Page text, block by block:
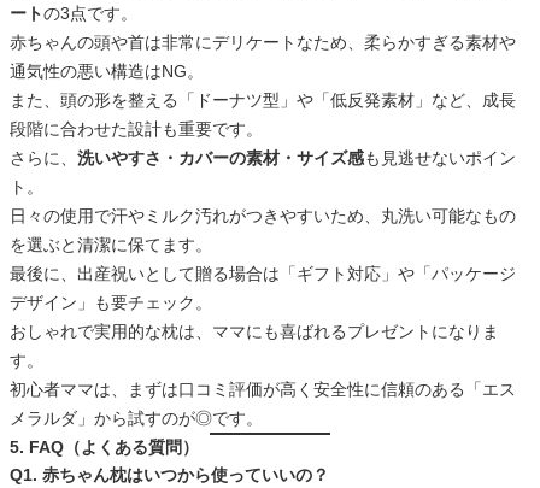
ートの3点です。
赤ちゃんの頭や首は非常にデリケートなため、柔らかすぎる素材や
通気性の悪い構造はNG。
また、頭の形を整える「ドーナツ型」や「低反発素材」など、成長
段階に合わせた設計も重要です。
さらに、 洗いやすさ・カバーの素材・サイズ感も見逃せないポイン
ト。
日々の使用で汗やミルク汚れがつきやすいため、丸洗い可能なもの
を選ぶと清潔に保てます。
最後に、出産祝いとして贈る場合は「ギフト対応」や「パッケージ
デザイン」も要チェック。
おしゃれで実用的な枕は、ママにも喜ばれるプレゼントになりま
す。
初心者ママは、まずは口コミ評価が高く安全性に信頼のある「エス
メラルダ」から試すのが◎です。
5. FAQ（よくある質問）
Q1. 赤ちゃん枕はいつから使っていいの？